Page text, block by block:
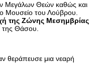
Μεγάλων Θεών καθώς και
Μουσείο του Λούβρου.
της Ζώνης Μεσημβρίας
της Θάσου.
θεράπευσε μια νεαρή